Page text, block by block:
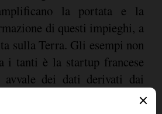
la portata e la
di questi impieghi, a
sulla Terra. Gli esempi non
i tanti è la startup francese
dei dati derivati dai
della Terra nell'ambito